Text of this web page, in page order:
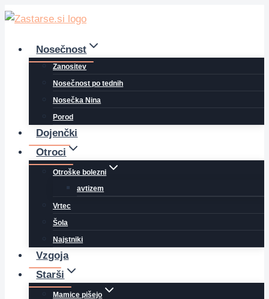
Skip
contentNosečnost
Zanositev
Nosečnost po tednih
Nosečka Nina
Porod
Dojenčki
Otroci
Otroške bolezni
avtizem
Vrtec
Šola
Najstniki
Vzgoja
Starši
Mamice pišejo